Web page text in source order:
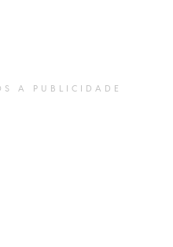
A PUBLICIDADE